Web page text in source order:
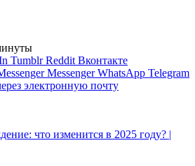
Tumblr Reddit Вконтакте
Messenger WhatsApp Telegram
электронную почту
что изменится в 2025 году? |